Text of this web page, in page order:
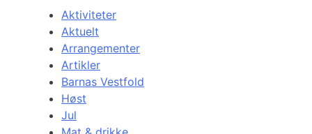
Aktiviteter
Aktuelt
Arrangementer
Artikler
Barnas Vestfold
Høst
Jul